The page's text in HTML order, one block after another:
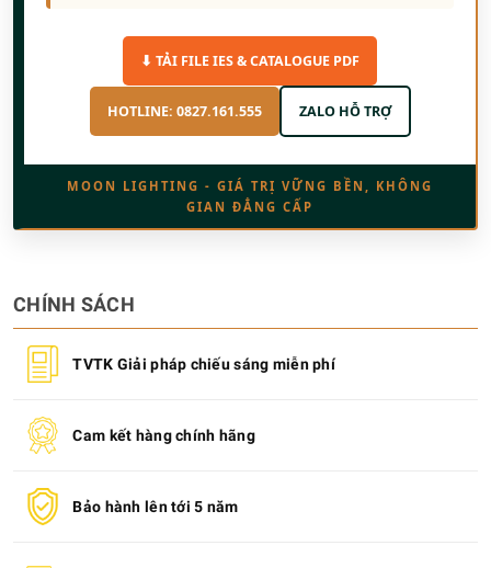
⬇ TẢI FILE IES & CATALOGUE PDF
HOTLINE: 0827.161.555 ZALO HỖ TRỢ
MOON LIGHTING - GIÁ TRỊ VỮNG BỀN, KHÔNG
GIAN ĐẲNG CẤP
CHÍNH SÁCH
TVTK Giải pháp chiếu sáng miễn phí
Cam kết hàng chính hãng
Bảo hành lên tới 5 năm